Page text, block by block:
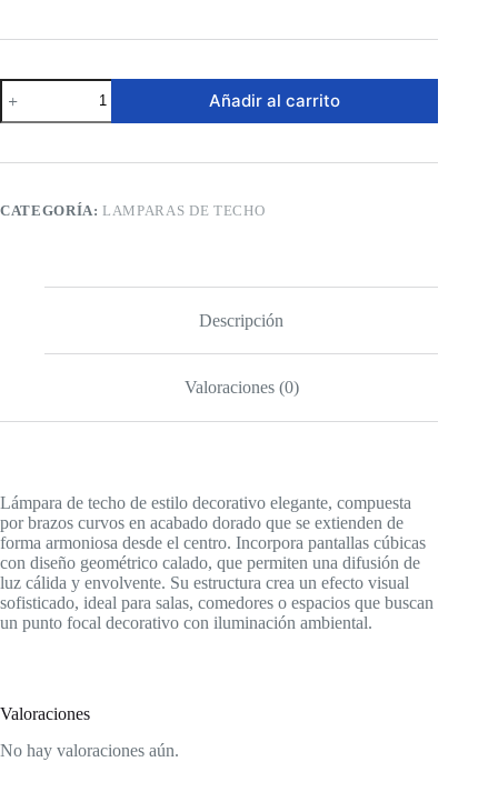
Lámpara
de
Techo
Decorativo
Añadir al carrito
CATEGORÍA:LAMPARAS DE TECHO
Descripción
Valoraciones (0)
Lámpara de techo de estilo decorativo elegante, compuesta
por brazos curvos en acabado dorado que se extienden de
forma armoniosa desde el centro. Incorpora pantallas cúbicas
con diseño geométrico calado, que permiten una difusión de
luz cálida y envolvente. Su estructura crea un efecto visual
sofisticado, ideal para salas, comedores o espacios que buscan
un punto focal decorativo con iluminación ambiental.
Valoraciones
No hay valoraciones aún.